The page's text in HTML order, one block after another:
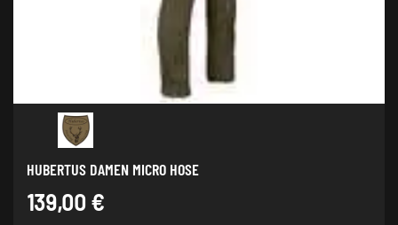
HUBERTUS DAMEN MICRO HOSE
139,00 €